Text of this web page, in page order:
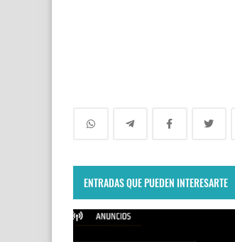
ENTRADAS QUE PUEDEN INTERESARTE